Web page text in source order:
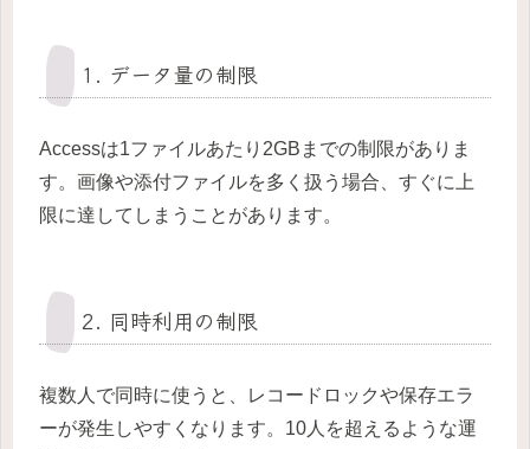
1. データ量の制限
Accessは1ファイルあたり2GBまでの制限がありま
す。画像や添付ファイルを多く扱う場合、すぐに上
限に達してしまうことがあります。
2. 同時利用の制限
複数人で同時に使うと、レコードロックや保存エラ
ーが発生しやすくなります。10人を超えるような運